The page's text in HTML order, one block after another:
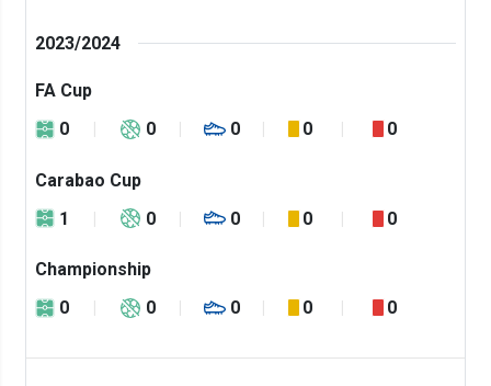
2023/2024
FA Cup
0
0 0 0 0
Carabao Cup
1
0 0 0 0
Championship
0
0 0 0 0